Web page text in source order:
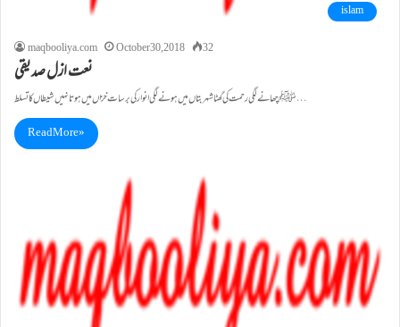
islam
maqbooliya.com
October 30, 2018 32
نعت ازل صدیقی
ﷺ چھانے لگی رحمت کی گھٹا شہربتاں میں ہونے لگی انوار کی برسات خزاں میں ہوتا نہیں شیطاں کا تسلط…
Read More »